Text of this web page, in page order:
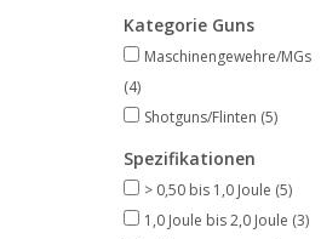
Kategorie Guns
Maschinengewehre/MGs
(4)
Shotguns/Flinten (5)
Spezifikationen
> 0,50 bis 1,0 Joule (5)
1,0 Joule bis 2,0 Joule (3)